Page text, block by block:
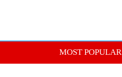
MOST POPULAR